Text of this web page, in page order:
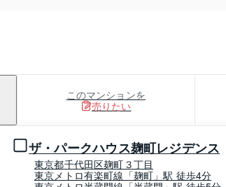
このマンションを
売りたい
ザ・パークハウス麹町レジデンス
東京都千代田区麹町３丁目
東京メトロ有楽町線「麹町」駅 徒歩4分